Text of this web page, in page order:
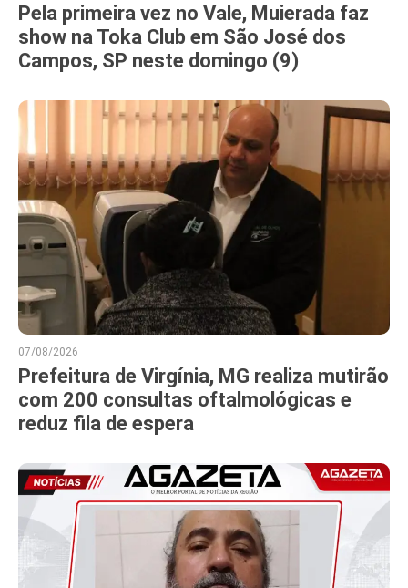
Pela primeira vez no Vale, Muierada faz
show na Toka Club em São José dos
Campos, SP neste domingo (9)
07/08/2026
Prefeitura de Virgínia, MG realiza mutirão
com 200 consultas oftalmológicas e
reduz fila de espera